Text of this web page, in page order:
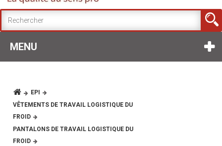
MENU
EPI
VÊTEMENTS DE TRAVAIL LOGISTIQUE DU
FROID
PANTALONS DE TRAVAIL LOGISTIQUE DU
FROID